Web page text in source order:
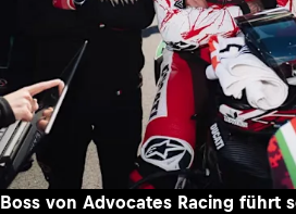
Boss von Advocates Racing führt